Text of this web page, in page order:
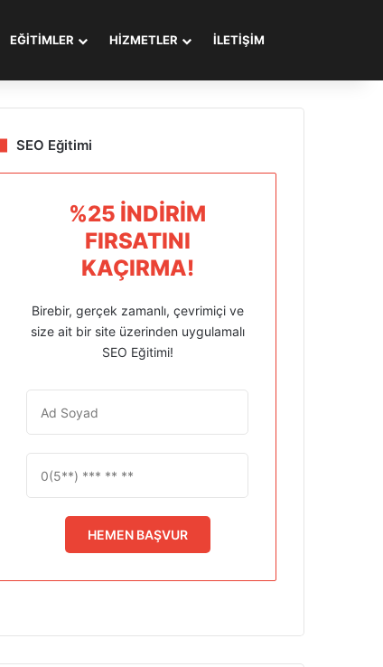
EĞİTİMLER HİZMETLER İLETİŞİM
SEO Eğitimi
%25 İNDIRIM
FIRSATINI
KAÇIRMA!
Birebir, gerçek zamanlı, çevrimiçi ve
size ait bir site üzerinden uygulamalı
SEO Eğitimi!
HEMEN BAŞVUR